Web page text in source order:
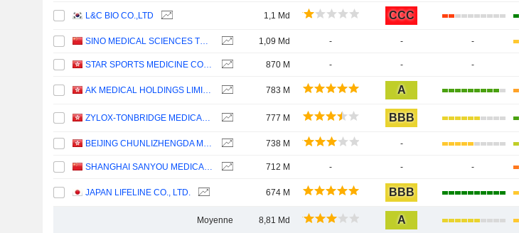
L&C BIO CO.,LTD 1,1 Md CCC
SINO MEDICAL SCIENCES TECHNOLOGY INC. 1,09 Md - - -
STAR SPORTS MEDICINE CO., LTD. 870 M - - -
AK MEDICAL HOLDINGS LIMITED 783 M A
ZYLOX-TONBRIDGE MEDICAL TECHNOLOGY CO., LTD. 777 M BBB
BEIJING CHUNLIZHENGDA MEDICAL INSTRUMENTS CO., LTD. 738 M -
SHANGHAI SANYOU MEDICAL CO., LTD 712 M - - -
JAPAN LIFELINE CO., LTD. 674 M BBB
Moyenne 8,81 Md A